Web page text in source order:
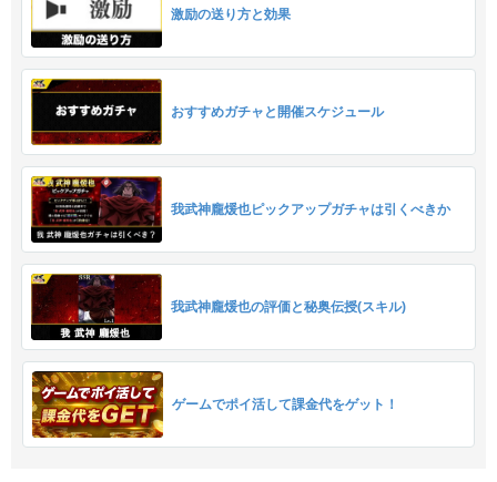
激励の送り方と効果
おすすめガチャと開催スケジュール
我武神龐煖也ピックアップガチャは引くべきか
我武神龐煖也の評価と秘奥伝授(スキル)
ゲームでポイ活して課金代をゲット！